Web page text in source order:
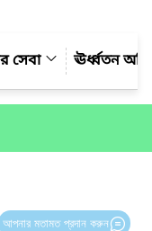
সেবা ঊর্ধ্বতন
আপনার মতামত প্রদান করুন